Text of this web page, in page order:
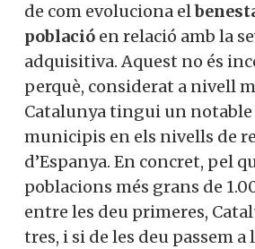
de com evoluciona el
població en relació amb la
adquisitiva. Aquest no és
perquè, considerat a nivell
Catalunya tingui un notable
municipis en els nivells de
d’Espanya. En concret, pel
poblacions més grans de
entre les deu primeres,
tres, i si de les deu passem